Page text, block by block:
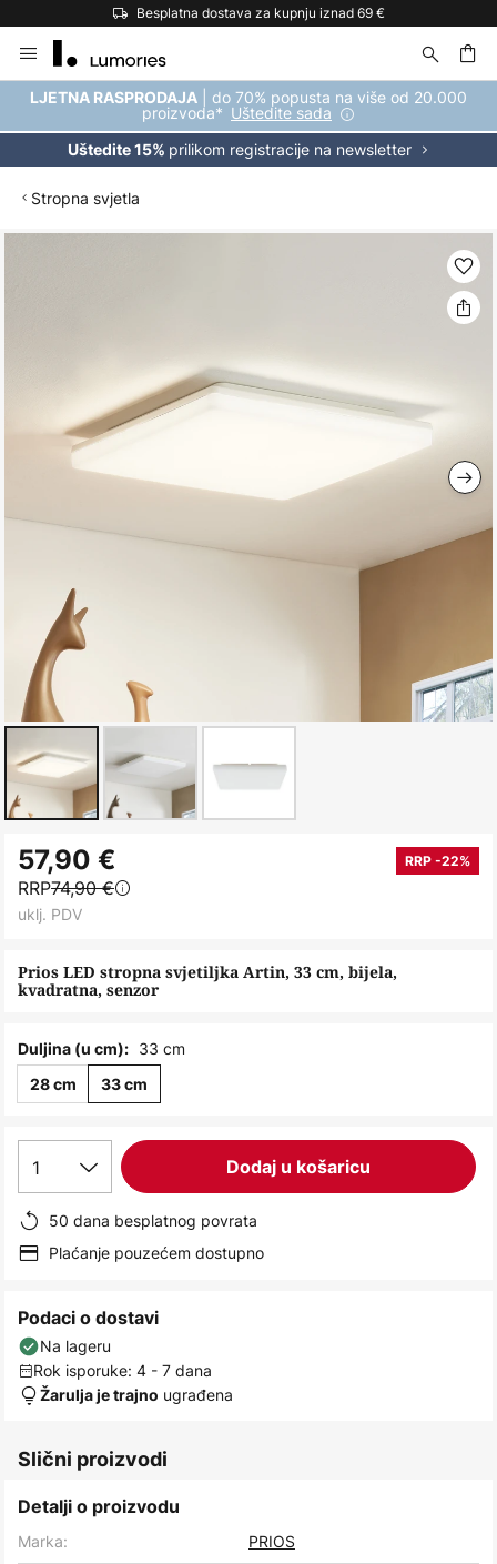
Besplatna dostava za kupnju iznad 69 €
to
Content
LJETNA RASPRODAJA | do 70% popusta na više od 20.000
proizvoda* Uštedite sada
Uštedite 15% prilikom registracije na newsletter
Stropna svjetla
to
the
beginning
the
images
Prios LED stropna svjetiljka Artin, 33 cm, bijela,
kvadratna, senzor
57,90 € RRP -22%
RRP74,90 €
uklj. PDV
Duljina (u cm): 33 cm
28 cm 33 cm
1 Dodaj u košaricu
50 dana besplatnog povrata
Plaćanje pouzećem dostupno
Podaci o dostavi
Na lageru
Rok isporuke: 4 - 7 dana
Žarulja je trajno ugrađena
Slični proizvodi
Detalji o proizvodu
Marka:
PRIOS